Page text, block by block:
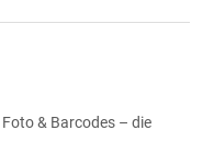
& Barcodes – die